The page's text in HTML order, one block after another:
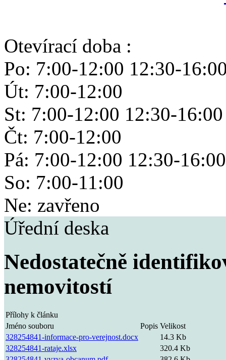
Otevírací doba :
Po: 7:00-12:00 12:30-
Út: 7:00-12:00
St: 7:00-12:00 12:30-16:00
Čt: 7:00-12:00
Pá: 7:00-12:00 12:30-16:00
So: 7:00-11:00
Ne: zavřeno
Úřední deska
Nedostatečně
nemovitostí
Přílohy k článku
Jméno souboru
Popis Velikost
328254841-informace-pro-verejnost.docx
14.3 Kb
328254841-rataje.xlsx
320.4 Kb